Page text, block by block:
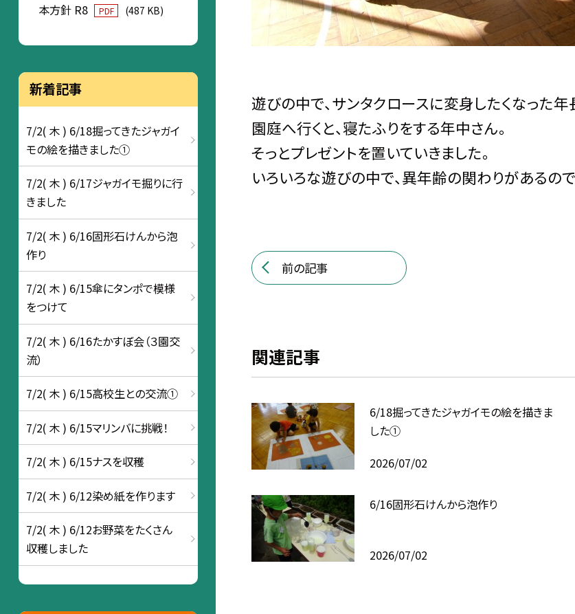
遊びの中で、サンタクロースに変身したくなった年
園庭へ行くと、寝たふりをする年中さん。
そっとプレゼントを置いていきました。
いろいろな遊びの中で、異年齢の関わりがあるので
前の記事
関連記事
6/18掘ってきたジャガイモの絵を描きま
した①
2026/07/02
6/16固形石けんから泡作り
2026/07/02
本方針 R8
PDF (487 KB)
新着記事
7/2( 木 ) 6/18掘ってきたジャガイ
モの絵を描きました①
7/2( 木 ) 6/17ジャガイモ掘りに行
きました
7/2( 木 ) 6/16固形石けんから泡
作り
7/2( 木 ) 6/15傘にタンポで模様
をつけて
7/2( 木 ) 6/16たかすぼ会（３園交
流）
7/2( 木 ) 6/15高校生との交流①
7/2( 木 ) 6/15マリンバに挑戦！
7/2( 木 ) 6/15ナスを収穫
7/2( 木 ) 6/12染め紙を作ります
7/2( 木 ) 6/12お野菜をたくさん
収穫しました